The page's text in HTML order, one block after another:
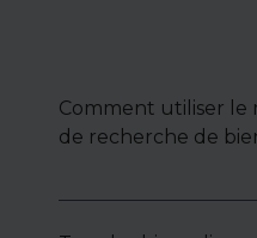
Comment utiliser le
de recherche de